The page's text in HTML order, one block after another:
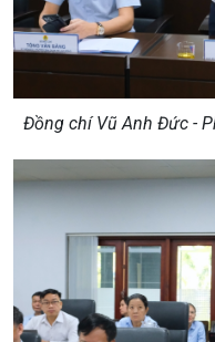
Đồng chí Vũ Anh Đức -